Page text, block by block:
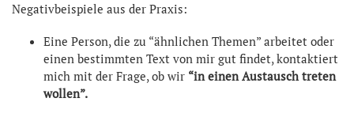
Negativbeispiele aus der Praxis:
Eine Person, die zu “ähnlichen Themen” arbeitet oder
einen bestimmten Text von mir gut findet, kontaktiert
mich mit der Frage, ob wir “in einen Austausch treten
wollen”.